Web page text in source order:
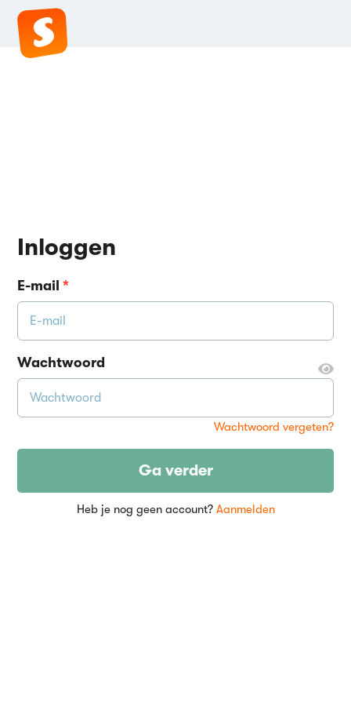
Inloggen
E-mail*
Wachtwoord
Wachtwoord vergeten?
Ga verder
Heb je nog geen account? Aanmelden